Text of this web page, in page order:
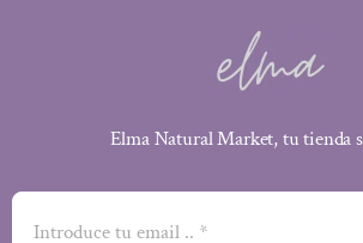
Elma Natural Market, tu tienda